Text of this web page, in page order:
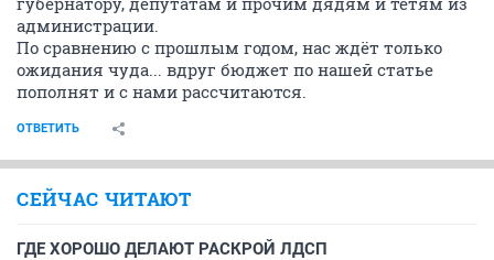
администрации.
По сравнению с прошлым годом, нас ждёт только
ожидания чуда... вдруг бюджет по нашей статье
пополнят и с нами рассчитаются.
ОТВЕТИТЬ
СЕЙЧАС ЧИТАЮТ
ГДЕ ХОРОШО ДЕЛАЮТ РАСКРОЙ ЛДСП